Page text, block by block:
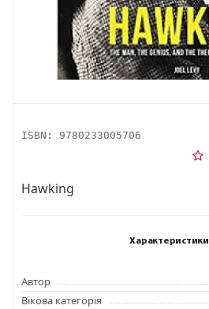
ISBN: 9780233005706
Hawking
Характеристики
Автор
Вікова категорія